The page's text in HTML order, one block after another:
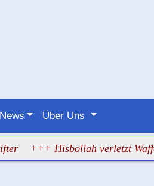
News Über Uns
Hisbollah verletzt Waffenruhe,